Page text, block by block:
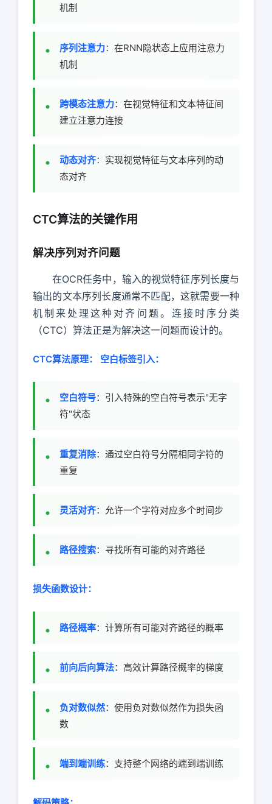
机制
序列注意力：在RNN隐状态上应用注意力
机制
跨模态注意力：在视觉特征和文本特征间
建立注意力连接
动态对齐：实现视觉特征与文本序列的动
态对齐
CTC算法的关键作用
解决序列对齐问题
在OCR任务中，输入的视觉特征序列长度与
输出的文本序列长度通常不匹配，这就需要一种
机制来处理这种对齐问题。连接时序分类
（CTC）算法正是为解决这一问题而设计的。
CTC算法原理： 空白标签引入：
空白符号：引入特殊的空白符号表示"无字
符"状态
重复消除：通过空白符号分隔相同字符的
重复
灵活对齐：允许一个字符对应多个时间步
路径搜索：寻找所有可能的对齐路径
损失函数设计：
路径概率：计算所有可能对齐路径的概率
前向后向算法：高效计算路径概率的梯度
负对数似然：使用负对数似然作为损失函
数
端到端训练：支持整个网络的端到端训练